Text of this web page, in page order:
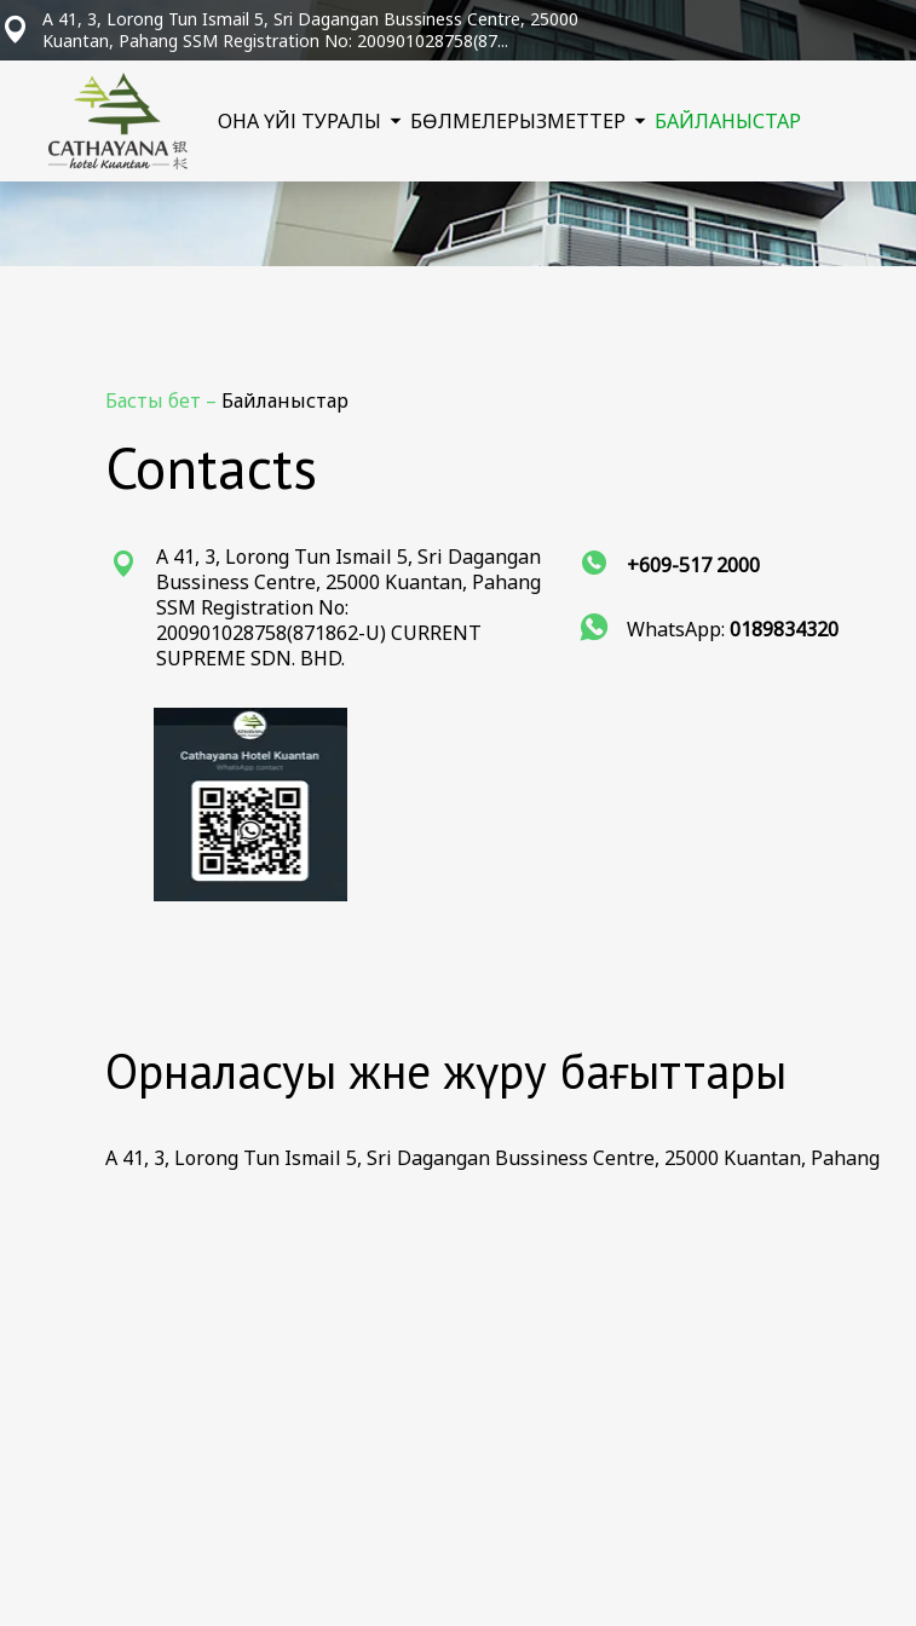
A 41, 3, Lorong Tun Ismail 5, Sri Dagangan Bussiness Centre, 25000
Kuantan, Pahang SSM Registration No: 200901028758(87...
ҚОНАҚ ҮЙІ ТУРАЛЫ БӨЛМЕЛЕРҚЫЗМЕТТЕР БАЙЛАНЫСТАР
Басты бет – Байланыстар
Contacts
A 41, 3, Lorong Tun Ismail 5, Sri Dagangan
Bussiness Centre, 25000 Kuantan, Pahang
SSM Registration No:
200901028758(871862-U) CURRENT
SUPREME SDN. BHD.
+609-517 2000
WhatsApp: 0189834320
Орналасуы және жүру бағыттары
A 41, 3, Lorong Tun Ismail 5, Sri Dagangan Bussiness Centre, 25000 Kuantan, Pahang